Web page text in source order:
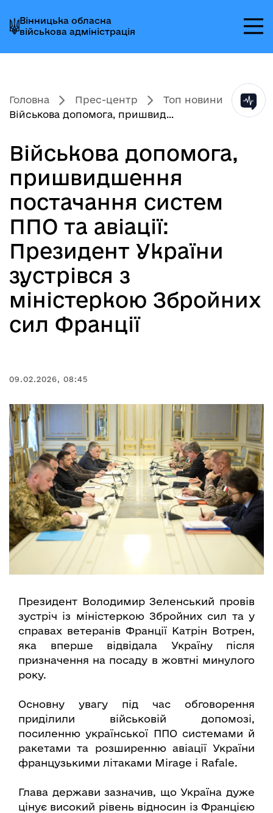
до
головного
меню
до
головного
вмісту
до
головного
колонтитула
Вінницька обласна
військова адміністрація
Головна Прес-центр
Топ новини
Військова допомога, пришвид...
Військова допомога,
пришвидшення
постачання систем
ППО та авіації:
Президент України
зустрівся з
міністеркою Збройних
сил Франції
09.02.2026, 08:45
Президент Володимир Зеленський провів
зустріч із міністеркою Збройних сил та у
справах ветеранів Франції Катрін Вотрен,
яка вперше відвідала Україну після
призначення на посаду в жовтні минулого
року.
Основну увагу під час обговорення
приділили військовій допомозі,
посиленню української ППО системами й
ракетами та розширенню авіації України
французькими літаками Mirage і Rafale.
Глава держави зазначив, що Україна дуже
цінує високий рівень відносин із Францією